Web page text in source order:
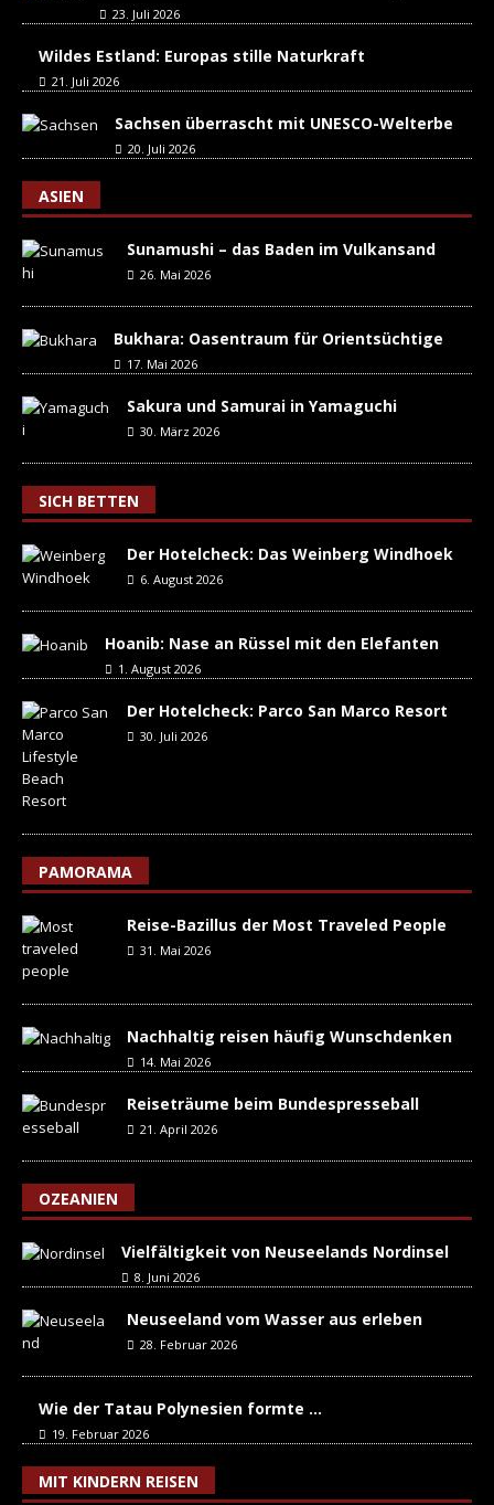
23. Juli 2026
Wildes Estland: Europas stille Naturkraft
21. Juli 2026
Sachsen überrascht mit UNESCO-Welterbe
20. Juli 2026
ASIEN
Sunamushi – das Baden im Vulkansand
26. Mai 2026
Bukhara: Oasentraum für Orientsüchtige
17. Mai 2026
Sakura und Samurai in Yamaguchi
30. März 2026
SICH BETTEN
Der Hotelcheck: Das Weinberg Windhoek
6. August 2026
Hoanib: Nase an Rüssel mit den Elefanten
1. August 2026
Der Hotelcheck: Parco San Marco Resort
30. Juli 2026
PAMORAMA
Reise-Bazillus der Most Traveled People
31. Mai 2026
Nachhaltig reisen häufig Wunschdenken
14. Mai 2026
Reiseträume beim Bundespresseball
21. April 2026
OZEANIEN
Vielfältigkeit von Neuseelands Nordinsel
8. Juni 2026
Neuseeland vom Wasser aus erleben
28. Februar 2026
Wie der Tatau Polynesien formte …
19. Februar 2026
MIT KINDERN REISEN